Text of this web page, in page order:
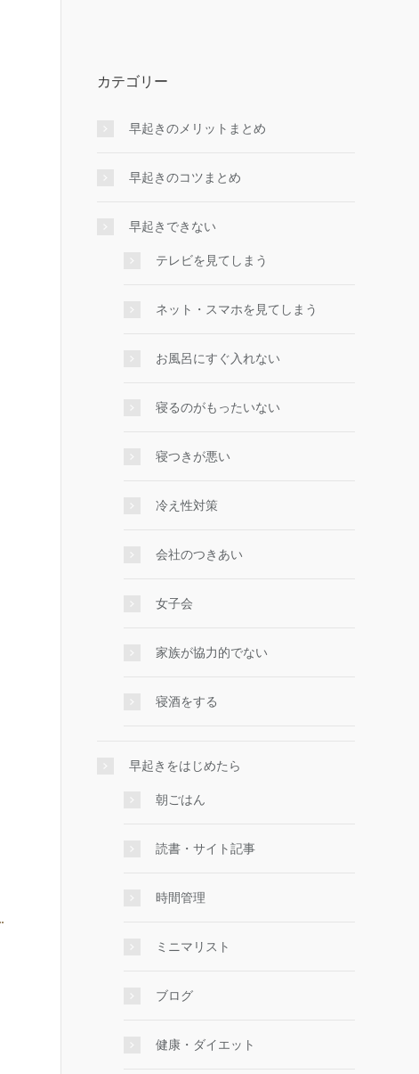
カテゴリー
早起きのメリットまとめ
早起きのコツまとめ
早起きできない
テレビを見てしまう
ネット・スマホを見てしまう
お風呂にすぐ入れない
寝るのがもったいない
寝つきが悪い
冷え性対策
会社のつきあい
女子会
家族が協力的でない
寝酒をする
早起きをはじめたら
朝ごはん
読書・サイト記事
時間管理
ミニマリスト
ブログ
健康・ダイエット